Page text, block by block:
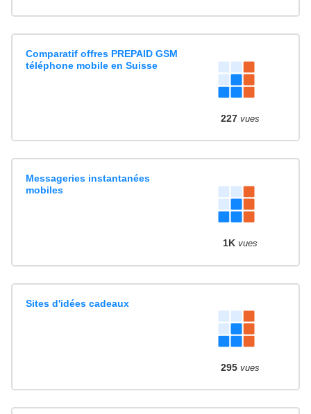
Comparatif offres PREPAID GSM
téléphone mobile en Suisse
227 vues
Messageries instantanées
mobiles
1K vues
Sites d'idées cadeaux
295 vues